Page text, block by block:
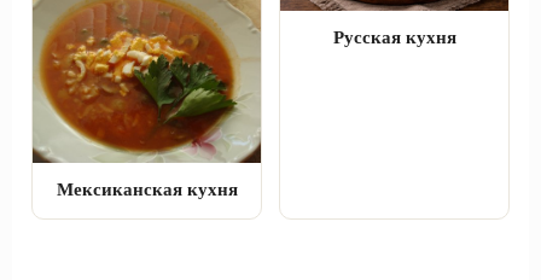
Мексиканская кухня
Русская кухня